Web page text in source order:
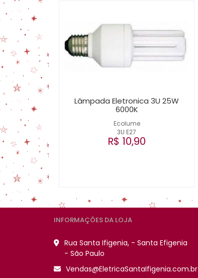
Ecolume
3U E27
Lâmpada Eletronica 3U 25W
6000K
R$ 10,90
INFORMAÇÕES DA LOJA
Rua Santa Ifigenia, - Santa Efigenia
- São Paulo
Vendas@EletricaSantaIfigenia.com.br